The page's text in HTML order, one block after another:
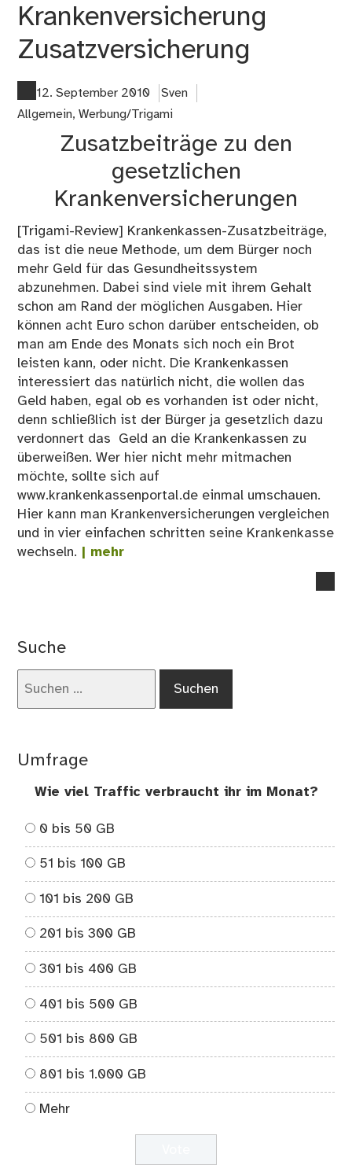
Krankenversicherung
Zusatzversicherung
12. September 2010
Sven
Allgemein,Werbung/Trigami
Zusatzbeiträge zu den
gesetzlichen
Krankenversicherungen
[Trigami-Review] Krankenkassen-Zusatzbeiträge,
das ist die neue Methode, um dem Bürger noch
mehr Geld für das Gesundheitssystem
abzunehmen. Dabei sind viele mit ihrem Gehalt
schon am Rand der möglichen Ausgaben. Hier
können acht Euro schon darüber entscheiden, ob
man am Ende des Monats sich noch ein Brot
leisten kann, oder nicht. Die Krankenkassen
interessiert das natürlich nicht, die wollen das
Geld haben, egal ob es vorhanden ist oder nicht,
denn schließlich ist der Bürger ja gesetzlich dazu
verdonnert das Geld an die Krankenkassen zu
überweißen. Wer hier nicht mehr mitmachen
möchte, sollte sich auf
www.krankenkassenportal.de einmal umschauen.
Hier kann man Krankenversicherungen vergleichen
und in vier einfachen schritten seine Krankenkasse
wechseln. | mehr
Suche
Umfrage
Wie viel Traffic verbraucht ihr im Monat?
0 bis 50 GB
51 bis 100 GB
101 bis 200 GB
201 bis 300 GB
301 bis 400 GB
401 bis 500 GB
501 bis 800 GB
801 bis 1.000 GB
Mehr